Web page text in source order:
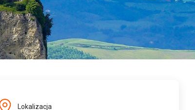
Lokalizacja